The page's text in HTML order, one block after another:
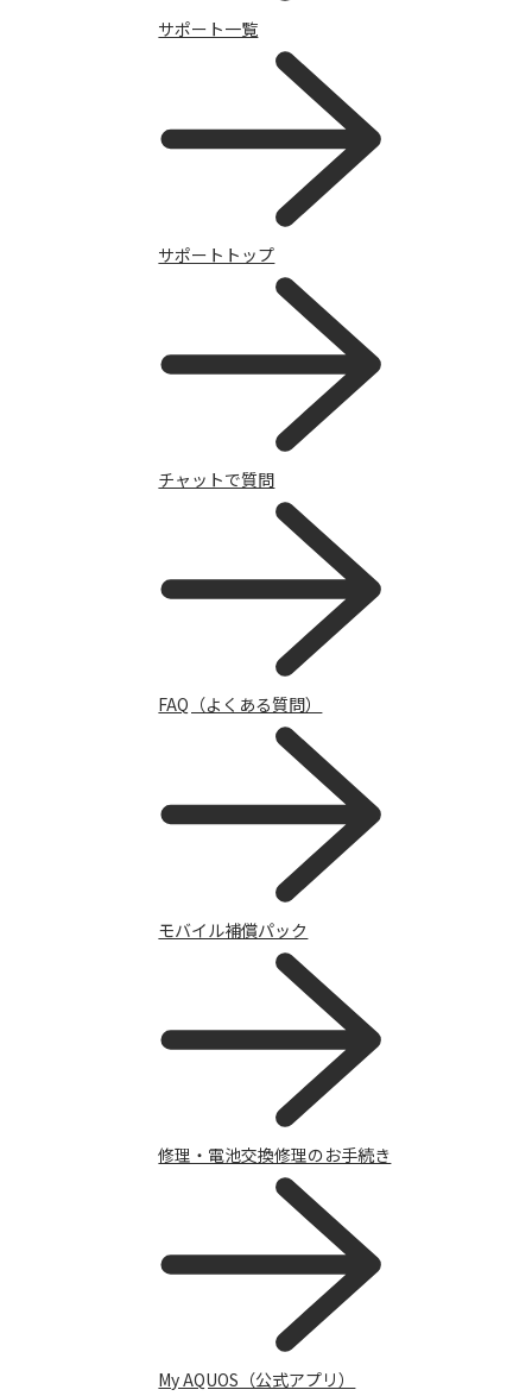
サポート一覧
サポートトップ
チャットで質問
FAQ（よくある質問）
モバイル補償パック
修理・電池交換修理のお手続き
My AQUOS（公式アプリ）